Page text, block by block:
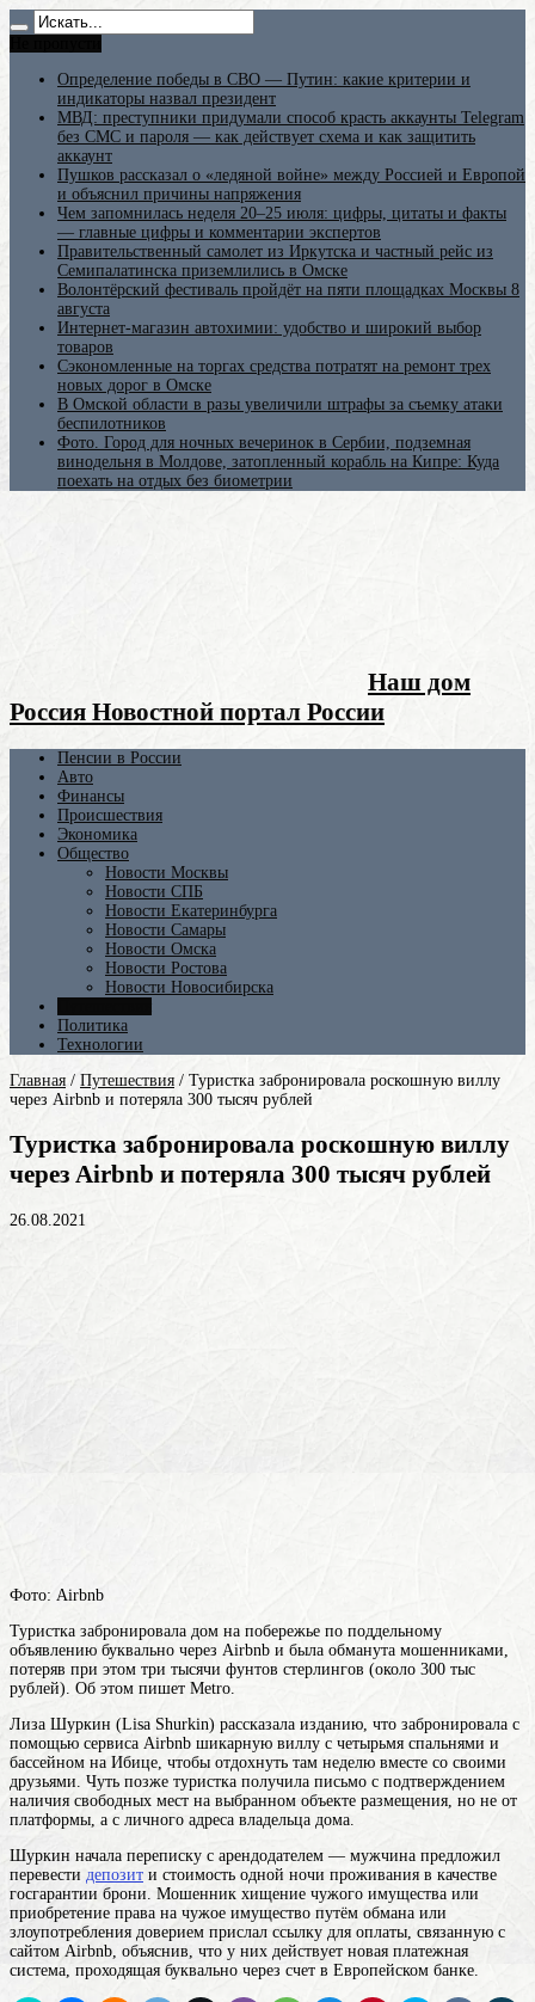
Определение победы в СВО — Путин: какие критерии и
индикаторы назвал президент
МВД: преступники придумали способ красть аккаунты Telegram
без СМС и пароля — как действует схема и как защитить
аккаунт
Пушков рассказал о «ледяной войне» между Россией и Европой
и объяснил причины напряжения
Чем запомнилась неделя 20–25 июля: цифры, цитаты и факты
— главные цифры и комментарии экспертов
Правительственный самолет из Иркутска и частный рейс из
Семипалатинска приземлились в Омске
Волонтёрский фестиваль пройдёт на пяти площадках Москвы 8
августа
Интернет-магазин автохимии: удобство и широкий выбор
товаров
Сэкономленные на торгах средства потратят на ремонт трех
новых дорог в Омске
В Омской области в разы увеличили штрафы за съемку атаки
беспилотников
Фото. Город для ночных вечеринок в Сербии, подземная
винодельня в Молдове, затопленный корабль на Кипре: Куда
поехать на отдых без биометрии
Наш дом
Россия Новостной портал России
Пенсии в России
Авто
Финансы
Происшествия
Экономика
Общество
Новости Москвы
Новости СПБ
Новости Екатеринбурга
Новости Самары
Новости Омска
Новости Ростова
Новости Новосибирска
Политика
Технологии
Главная / Путешествия / Туристка забронировала роскошную виллу
через Airbnb и потеряла 300 тысяч рублей
Туристка забронировала роскошную виллу
через Airbnb и потеряла 300 тысяч рублей
26.08.2021
Фото: Airbnb
Туристка забронировала дом на побережье по поддельному
объявлению буквально через Airbnb и была обманута мошенниками,
потеряв при этом три тысячи фунтов стерлингов (около 300 тыс
рублей). Об этом пишет Metro.
Лиза Шуркин (Lisa Shurkin) рассказала изданию, что забронировала с
помощью сервиса Airbnb шикарную виллу с четырьмя спальнями и
бассейном на Ибице, чтобы отдохнуть там неделю вместе со своими
друзьями. Чуть позже туристка получила письмо с подтверждением
наличия свободных мест на выбранном объекте размещения, но не от
платформы, а с личного адреса владельца дома.
Шуркин начала переписку с арендодателем — мужчина предложил
перевести депозит и стоимость одной ночи проживания в качестве
госгарантии брони. Мошенник хищение чужого имущества или
приобретение права на чужое имущество путём обмана или
злоупотребления доверием прислал ссылку для оплаты, связанную с
сайтом Airbnb, объяснив, что у них действует новая платежная
система, проходящая буквально через счет в Европейском банке.